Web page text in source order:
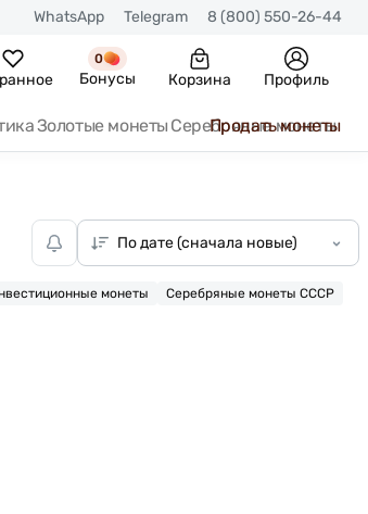
WhatsApp Telegram 8 (800) 550-26-44
0
Бонусы Корзина Профиль
Золотые монеты Серебряные монеты
Продать монеты
монеты Серебряные монеты СССР